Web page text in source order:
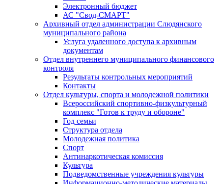
Электронный бюджет
АС "Свод-СМАРТ"
Архивный отдел администрации Слюдянского
муниципального района
Услуга удаленного доступа к архивным
документам
Отдел внутреннего муниципального финансового
контроля
Результаты контрольных мероприятий
Контакты
Отдел культуры, спорта и молодежной политики
Всероссийский спортивно-физкультурный
комплекс "Готов к труду и обороне"
Год семьи
Структура отдела
Молодежная политика
Спорт
Антинаркотическая комиссия
Культура
Подведомственные учреждения культуры